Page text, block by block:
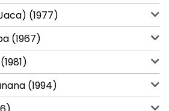
(1977)
(1967)
(1994)